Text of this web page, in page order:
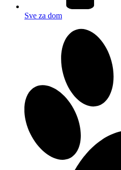
Sve za dom